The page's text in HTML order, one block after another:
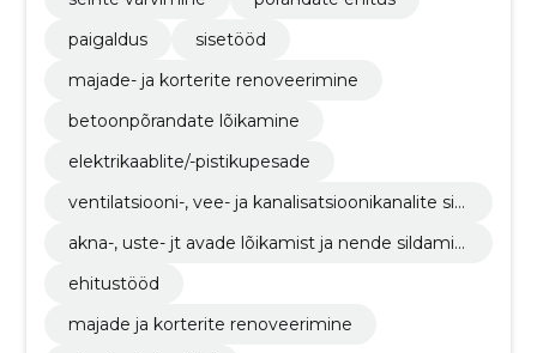
paigaldus
sisetööd
majade- ja korterite renoveerimine
betoonpõrandate lõikamine
elektrikaablite/-pistikupesade
ventilatsiooni-, vee- ja kanalisatsioonikanalite sis
akna-, uste- jt avade lõikamist ja nende sildamin
ehitustööd
majade ja korterite renoveerimine